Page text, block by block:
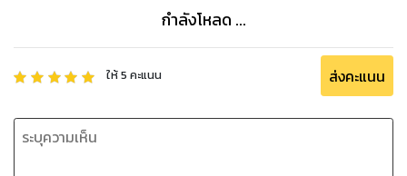
กำลังโหลด ...
ให้5 คะแนน ส่งคะแนน